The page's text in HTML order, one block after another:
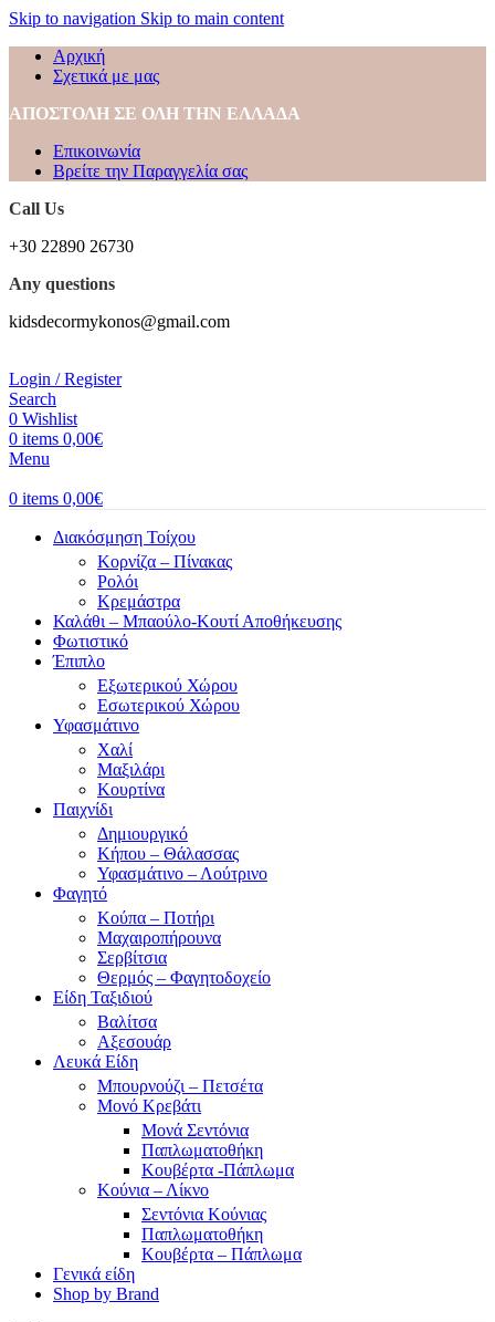
Skip to navigation Skip to main content
Αρχική
Σχετικά με μας
ΑΠΟΣΤΟΛΗ ΣΕ ΟΛΗ ΤΗΝ ΕΛΛΑΔΑ
Επικοινωνία
Βρείτε την Παραγγελία σας
Call Us
+30 22890 26730
Any questions
kidsdecormykonos@gmail.com
Login / Register
Search
0 Wishlist
0 items 0,00€
Menu
0 items 0,00€
Διακόσμηση Τοίχου
Κορνίζα – Πίνακας
Ρολόι
Κρεμάστρα
Καλάθι – Μπαούλο-Κουτί Αποθήκευσης
Φωτιστικό
Έπιπλο
Εξωτερικού Χώρου
Εσωτερικού Χώρου
Υφασμάτινο
Χαλί
Μαξιλάρι
Κουρτίνα
Παιχνίδι
Δημιουργικό
Κήπου – Θάλασσας
Υφασμάτινο – Λούτρινο
Φαγητό
Κούπα – Ποτήρι
Μαχαιροπήρουνα
Σερβίτσια
Θερμός – Φαγητοδοχείο
Είδη Ταξιδιού
Βαλίτσα
Αξεσουάρ
Λευκά Είδη
Μπουρνούζι – Πετσέτα
Μονό Κρεβάτι
Μονά Σεντόνια
Παπλωματοθήκη
Κουβέρτα -Πάπλωμα
Κούνια – Λίκνο
Σεντόνια Κούνιας
Παπλωματοθήκη
Κουβέρτα – Πάπλωμα
Γενικά είδη
Shop by Brand